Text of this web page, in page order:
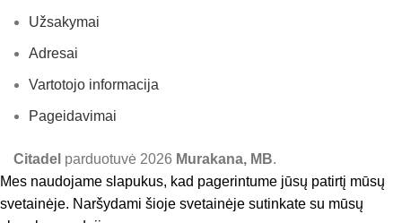
Užsakymai
Adresai
Vartotojo informacija
Pageidavimai
Citadel parduotuvė 2026 Murakana, MB.
Mes naudojame slapukus, kad pagerintume jūsų patirtį mūsų
svetainėje. Naršydami šioje svetainėje sutinkate su mūsų